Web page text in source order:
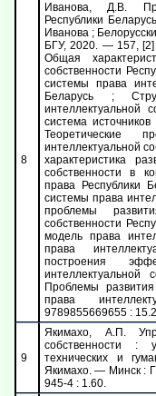
8
Иванова, Д.В.
Республики
Иванова ;
БГУ, 2020. — 157,
Общая
собственности
системы права
Беларусь ;
интеллектуальной
система
Теоретические
интеллектуальной
характеристика
собственности в
права Республики
системы права
проблемы
собственности
модель права
права
построения
интеллектуальной
Проблемы
права
9789855669655 :
9
Якимахо, А.П.
собственности :
технических и
Якимахо. — Минск :
945-4 : 1.60.